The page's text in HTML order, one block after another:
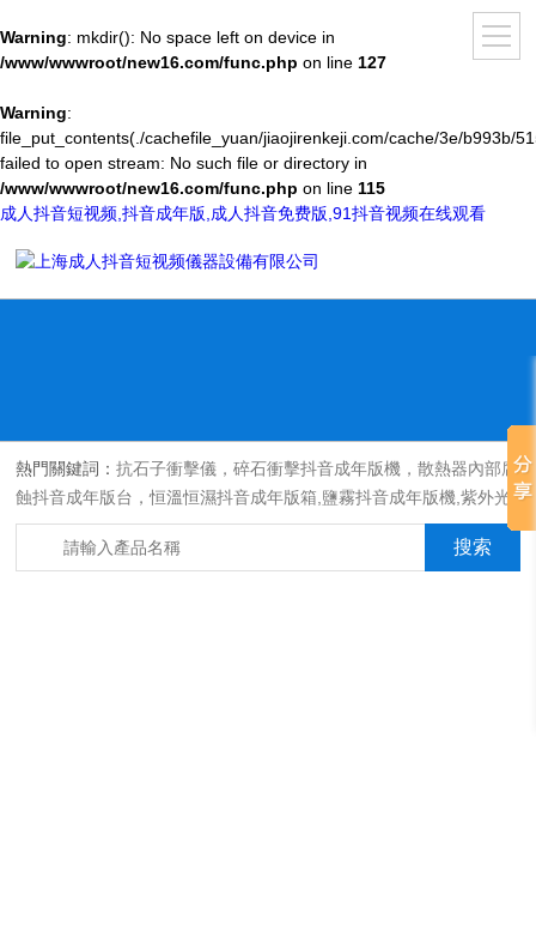
Warning: mkdir(): No space left on device in
/www/wwwroot/new16.com/func.php on line 127
Warning:
file_put_contents(./cachefile_yuan/jiaojirenkeji.com/cache/3e/b993b/
failed to open stream: No such file or directory in
/www/wwwroot/new16.com/func.php on line 115
成人抖音短视频,抖音成年版,成人抖音免费版,91抖音视频在线观看
熱門關鍵詞：抗石子衝擊儀，碎石衝擊抖音成年版機，散熱器內部腐
蝕抖音成年版台，恒溫恒濕抖音成年版箱,鹽霧抖音成年版機,紫外光
耐氣候老化抖音成年版箱,氙燈老化抖音成年版箱，沙塵抖音成年版
箱，淋雨抖音成年版箱，汽車內飾材料燃燒抖音成年版機